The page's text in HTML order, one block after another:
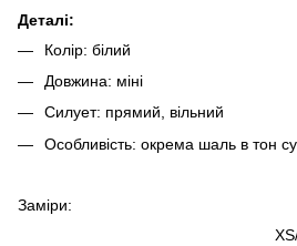
Деталі:
Колір: білий
Довжина: міні
Силует: прямий, вільний
Особливість: окрема шаль в тон
Заміри:
XS/S